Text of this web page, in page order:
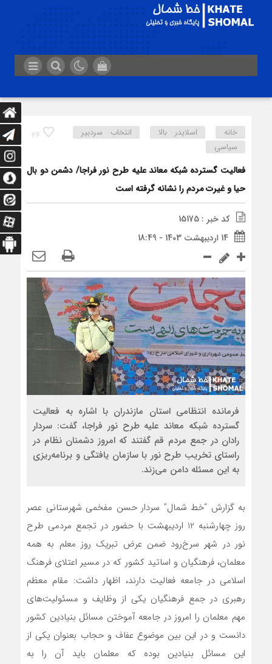
24 خانه اسلایدر بالا
انتخاب سردبیر
سیاسی
فعاليت گسترده شبکه معاند عليه طرح نور فراجا/ دشمن دو بال
حيا و غيرت مردم را نشانه گرفته است
کد خبر : 15175
14 اردیبهشت 1403 - 18:49
فرمانده انتظامی استان مازندران با اشاره به فعاليت
گسترده شبکه معاند عليه طرح نور فراجا، گفت: سردار
رادان در جمع مردم قم گفتند که امروز دشمنان نظام در
راستای تخريب طرح نور با سازمان يافتگی و برنامه‌ريزی
به اين مسئله دامن می‌زند.
به گزارش “خط شمال” سردار حسن مفخمی شهرستانی عصر
روز چهارشنبه 12 اردیبهشت با حضور در تجمع مردمی طرح
نور در شهر سرخ‌رود ضمن عرض تبریک روز معلم به همه
معلمان، فرهنگيان و اساتيد کشور که در مسير اعتلای فرهنگ
اسلامی در جامعه فعاليت دارند، اظهار داشت: مقام معظم
رهبری در جمع فرهنگيان يکی از وظايف و مسئوليت‌های
مهم معلمان را امروز در جامعه آموختن مسائل بنيادين کشور
دانست و در اين بين موضوع عفاف و حجاب بعنوان يکی از
اين مسائل بنيادين بوده که معلمان بايد آن را به